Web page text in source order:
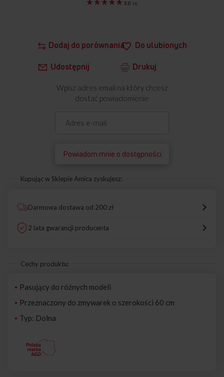
Dodaj do porównania Do ulubionych
Udostępnij Drukuj
5.0 (1)
Wpisz adres email na który chcesz
dostać powiadomienie
Powiadom mnie o dostępności
Kupując w Sklepie Amica zyskujesz:
Darmowa dostawa od 200 zł
2 lata gwarancji producenta
Cechy produktu:
Pasujący do różnych modeli
Przeznaczony do zmywarek o szerokości 60 cm
Typ: Dolna